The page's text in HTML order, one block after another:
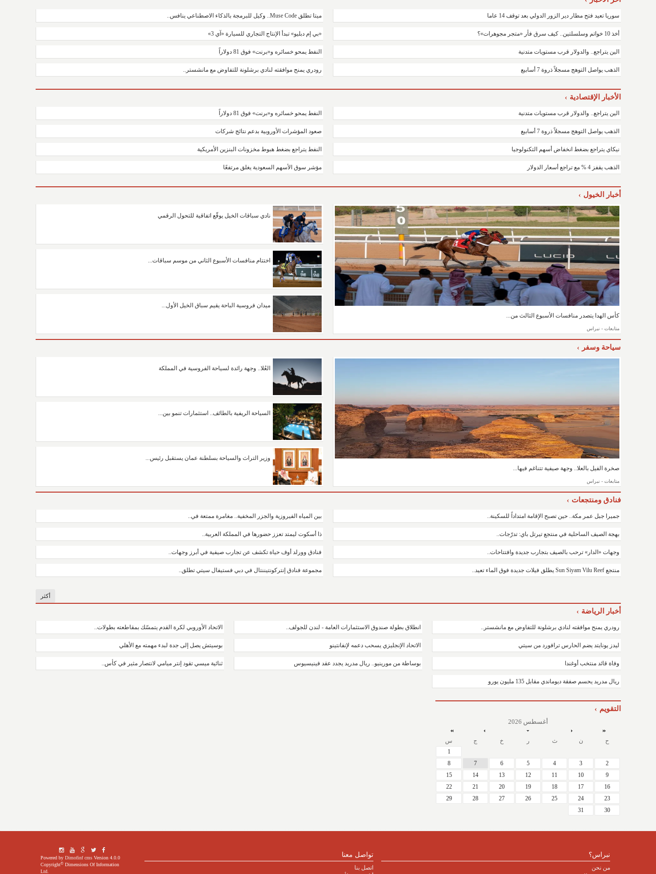
سوريا تعيد فتح مطار دير الزور الدولي بعد توقف 14 عاما ميتا تطلق Muse Code.. وكيل للبرمجة بالذكاء الاصطناعي ينافس..
أخذ 10 خواتم وسلسلتين.. كيف سرق فأر «متجر مجوهرات»؟ «بي إم دبليو» تبدأ الإنتاج التجاري للسيارة «آي 3»
الين يتراجع.. والدولار قرب مستويات متدنية النفط يمحو خسائره و«برنت» فوق 81 دولاراً
الذهب يواصل التوهج مسجلاً ذروة 7 أسابيع رودري يمنح موافقته لنادي برشلونة للتفاوض مع مانشستر..
الأخبار الإقتصادية
الين يتراجع.. والدولار قرب مستويات متدنية النفط يمحو خسائره و«برنت» فوق 81 دولاراً
الذهب يواصل التوهج مسجلاً ذروة 7 أسابيع صعود المؤشرات الأوروبية بدعم نتائج شركات
نيكاي يتراجع بضغط انخفاض أسهم التكنولوجيا النفط يتراجع بضغط هبوط مخزونات البنزين الأمريكية
الذهب يقفز 4 % مع تراجع أسعار الدولار مؤشر سوق الأسهم السعودية يغلق مرتفعًا
أخبار الخيول
كأس الهدا يتصدر منافسات الأسبوع الثالث من...
متابعات - نبراس
نادي سباقات الخيل يوقّع اتفاقية للتحول الرقمي
اختتام منافسات الأسبوع الثاني من موسم سباقات...
ميدان فروسية الباحة يقيم سباق الخيل الأول...
سياحة وسفر
صخرة الفيل بالعلا.. وجهة صيفية تتناغم فيها...
متابعات - نبراس
العُلا.. وجهة رائدة لسياحة الفروسية في المملكة
السياحة الريفية بالطائف.. استثمارات تنمو بين...
وزير التراث والسياحة بسلطنة عمان يستقبل رئيس...
فنادق ومنتجعات
جميرا جبل عمر مكة.. حين تصبح الإقامة امتداداً للسكينة.. بين المياه الفيروزية والجزر المخفية.. مغامرة ممتعة في..
بهجة الصيف الساحلية في منتجع تيرتل باي: تدرّجات.. ذا أسكوت ليمتد تعزز حضورها في المملكة العربية..
وجهات «الدار» ترحب بالصيف بتجارب جديدة وافتتاحات.. فنادق وورلد أوف حياة تكشف عن تجارب صيفية في أبرز وجهات..
منتجع Sun Siyam Vilu Reef يطلق فيلات جديدة فوق الماء تعيد.. مجموعة فنادق إنتركونتيننتال في دبي فستيفال سيتي تطلق..
أكثر
أخبار الرياضة
رودري يمنح موافقته لنادي برشلونة للتفاوض مع مانشستر.. انطلاق بطولة صندوق الاستثمارات العامة - لندن للجولف.. الاتحاد الأوروبي لكرة القدم يتمسّك بمقاطعته بطولات..
ليدز يونايتد يضم الحارس ترافورد من سيتي الاتحاد الإنجليزي يسحب دعمه لإنفانتينو بوسيتش يصل إلى جدة لبدء مهمته مع الأهلي
وفاة قائد منتخب أوغندا بوساطة من مورينيو.. ريال مدريد يجدد عقد فينيسيوس ثنائية ميسي تقود إنتر ميامي لانتصار مثير في كأس..
ريال مدريد يحسم صفقة ديوماندي مقابل 135 مليون يورو
التقويم
أغسطس 2026
ح ن ث ر خ ج
س
1
2
3
4
5
6
7
8
9
10
11
12
13
14
15
16
17
18
19
20
21
22
23
24
25
26
27
28
29
30
31
نبراس؟
من نحن
تواصل معنا
اتصل بنا
Powered by Dimofinf cmsVersion 4.0.0
Copyright©Dimensions Of Information
Ltd.